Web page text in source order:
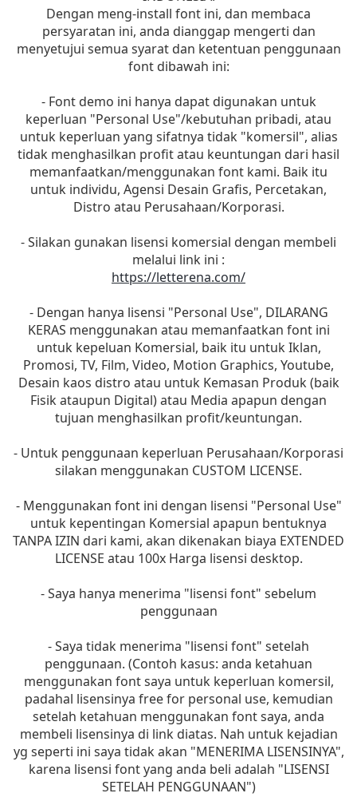
Dengan meng-install font ini, dan membaca
persyaratan ini, anda dianggap mengerti dan
menyetujui semua syarat dan ketentuan penggunaan
font dibawah ini:
- Font demo ini hanya dapat digunakan untuk
keperluan "Personal Use"/kebutuhan pribadi, atau
untuk keperluan yang sifatnya tidak "komersil", alias
tidak menghasilkan profit atau keuntungan dari hasil
memanfaatkan/menggunakan font kami. Baik itu
untuk individu, Agensi Desain Grafis, Percetakan,
Distro atau Perusahaan/Korporasi.
- Silakan gunakan lisensi komersial dengan membeli
melalui link ini :
https://letterena.com/
- Dengan hanya lisensi "Personal Use", DILARANG
KERAS menggunakan atau memanfaatkan font ini
untuk kepeluan Komersial, baik itu untuk Iklan,
Promosi, TV, Film, Video, Motion Graphics, Youtube,
Desain kaos distro atau untuk Kemasan Produk (baik
Fisik ataupun Digital) atau Media apapun dengan
tujuan menghasilkan profit/keuntungan.
- Untuk penggunaan keperluan Perusahaan/Korporasi
silakan menggunakan CUSTOM LICENSE.
- Menggunakan font ini dengan lisensi "Personal Use"
untuk kepentingan Komersial apapun bentuknya
TANPA IZIN dari kami, akan dikenakan biaya EXTENDED
LICENSE atau 100x Harga lisensi desktop.
- Saya hanya menerima "lisensi font" sebelum
penggunaan
- Saya tidak menerima "lisensi font" setelah
penggunaan. (Contoh kasus: anda ketahuan
menggunakan font saya untuk keperluan komersil,
padahal lisensinya free for personal use, kemudian
setelah ketahuan menggunakan font saya, anda
membeli lisensinya di link diatas. Nah untuk kejadian
yg seperti ini saya tidak akan "MENERIMA LISENSINYA",
karena lisensi font yang anda beli adalah "LISENSI
SETELAH PENGGUNAAN")